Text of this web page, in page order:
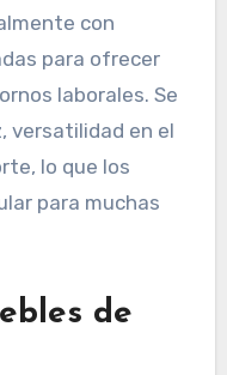
con
para ofrecer
laborales. Se
versatilidad en el
lo que los
para muchas
de